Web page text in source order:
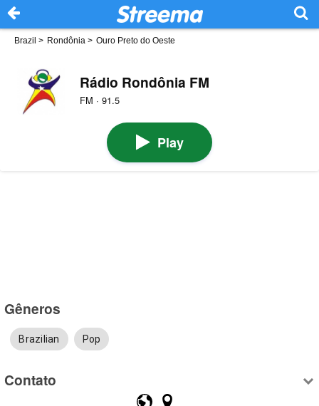
Brazil > Rondônia > Ouro Preto do Oeste
Rádio Rondônia FM
FM · 91.5
Play
Gêneros
Brazilian Pop
Contato